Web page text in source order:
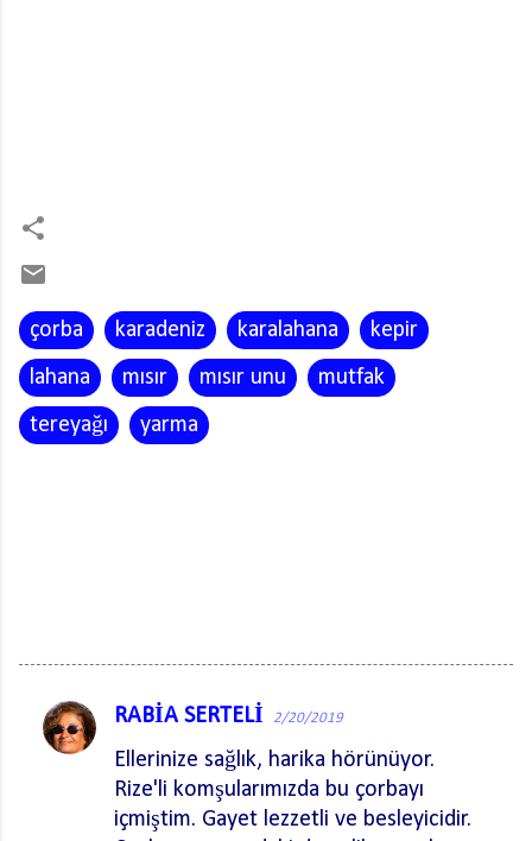
çorba karadeniz karalahana
kepir
lahana
mısır mısır unu
mutfak
tereyağı
yarma
Y
RABİA SERTELİ 2/20/2019
Ellerinize sağlık, harika hörünüyor.
Rize'li komşularımızda bu çorbayı
içmiştim. Gayet lezzetli ve besleyicidir.